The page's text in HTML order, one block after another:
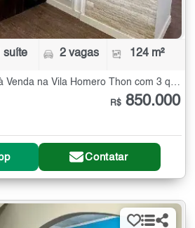
suíte 2 vagas 124 m²
Condomínio Fechado à Venda na Vila Homero Thon com 3 quartos - 124 m²
R$ 850.000
Contatar